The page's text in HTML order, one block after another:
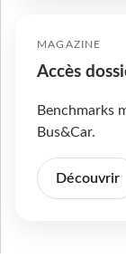
MAGAZINE
Accès
Benchmarks
Bus&Car.
Découvrir